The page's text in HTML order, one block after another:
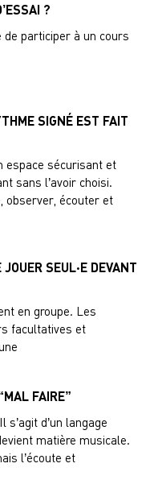
?
participer à un cours
SIGNÉ EST FAIT
espace sécurisant et
sans l’avoir choisi.
observer, écouter et
SEUL·E DEVANT
en groupe. Les
facultatives et
FAIRE”
s’agit d’un langage
matière musicale.
l’écoute et